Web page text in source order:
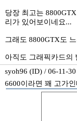
당장 최고는
리가 있어보이네요...
그래도 8800GTX도
아직도 그래픽카드의
syoh96 (ID) / 06-11-
6600이라면 꽤 고가